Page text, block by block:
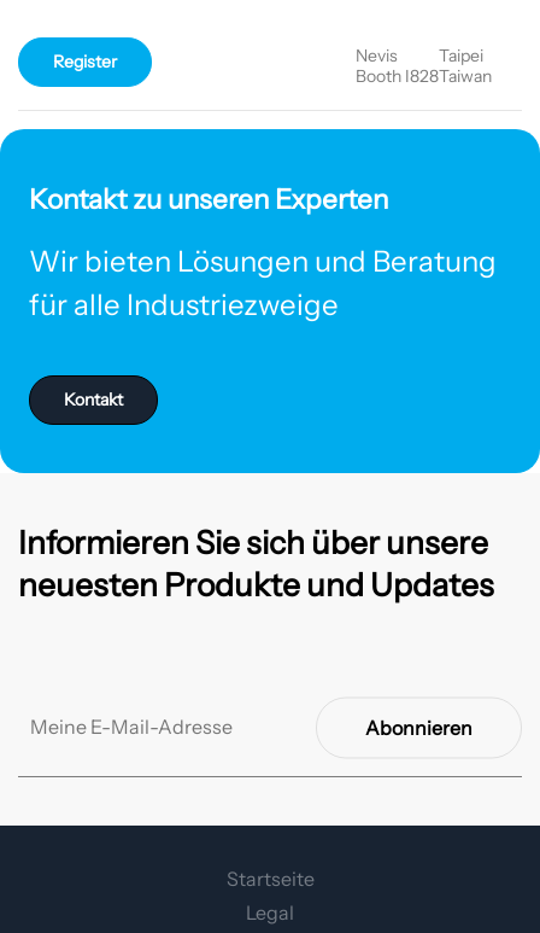
Register
Taiwan
Taipei
Nevis
Booth I828
Kontakt zu unseren Experten
Wir bieten Lösungen und Beratung
für alle Industriezweige
Kontakt
Informieren Sie sich über unsere
neuesten Produkte und Updates
Abonnieren
Startseite
Legal